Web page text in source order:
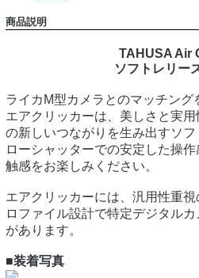
商品説明
TAHUSA Air
ソフトレリー
ライカM型カメラとのマッチング
エアクリッカーは、美しさと実
の新しいつながりを生み出すソ
ローシャッターでの安定した操
触感をお楽しみください。
エアクリッカーには、汎用性重
ロファイル設計で特定デジタル
があります。
■装着写真